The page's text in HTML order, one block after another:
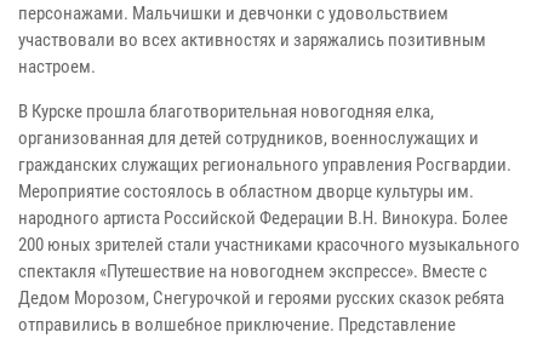
персонажами. Мальчишки и девчонки с удовольствием
участвовали во всех активностях и заряжались позитивным
настроем.
В Курске прошла благотворительная новогодняя елка,
организованная для детей сотрудников, военнослужащих и
гражданских служащих регионального управления Росгвардии.
Мероприятие состоялось в областном дворце культуры им.
народного артиста Российской Федерации В.Н. Винокура. Более
200 юных зрителей стали участниками красочного музыкального
спектакля «Путешествие на новогоднем экспрессе». Вместе с
Дедом Морозом, Снегурочкой и героями русских сказок ребята
отправились в волшебное приключение. Представление